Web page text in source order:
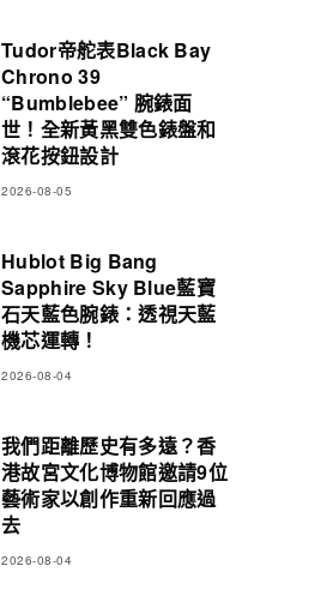
Tudor帝舵表Black Bay
Chrono 39
“Bumblebee” 腕錶面
世！全新黃黑雙色錶盤和
滾花按鈕設計
2026-08-05
Hublot Big Bang
Sapphire Sky Blue藍寶
石天藍色腕錶：透視天藍
機芯運轉！
2026-08-04
我們距離歷史有多遠？香
港故宮文化博物館邀請9位
藝術家以創作重新回應過
去
2026-08-04